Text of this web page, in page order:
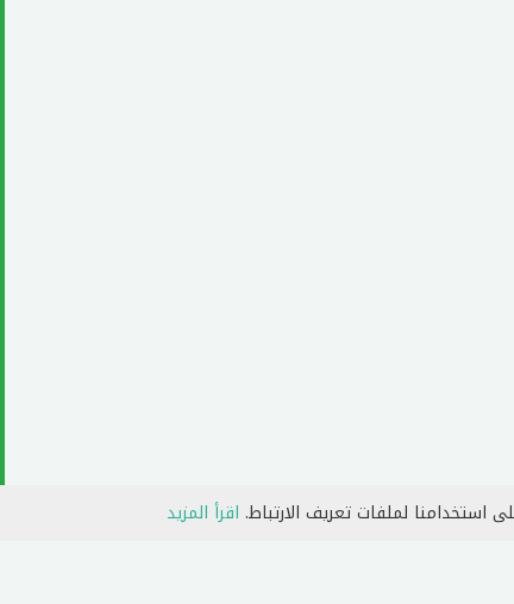
استخدامنا لملفات تعريف الارتباط. اقرأ المزيد